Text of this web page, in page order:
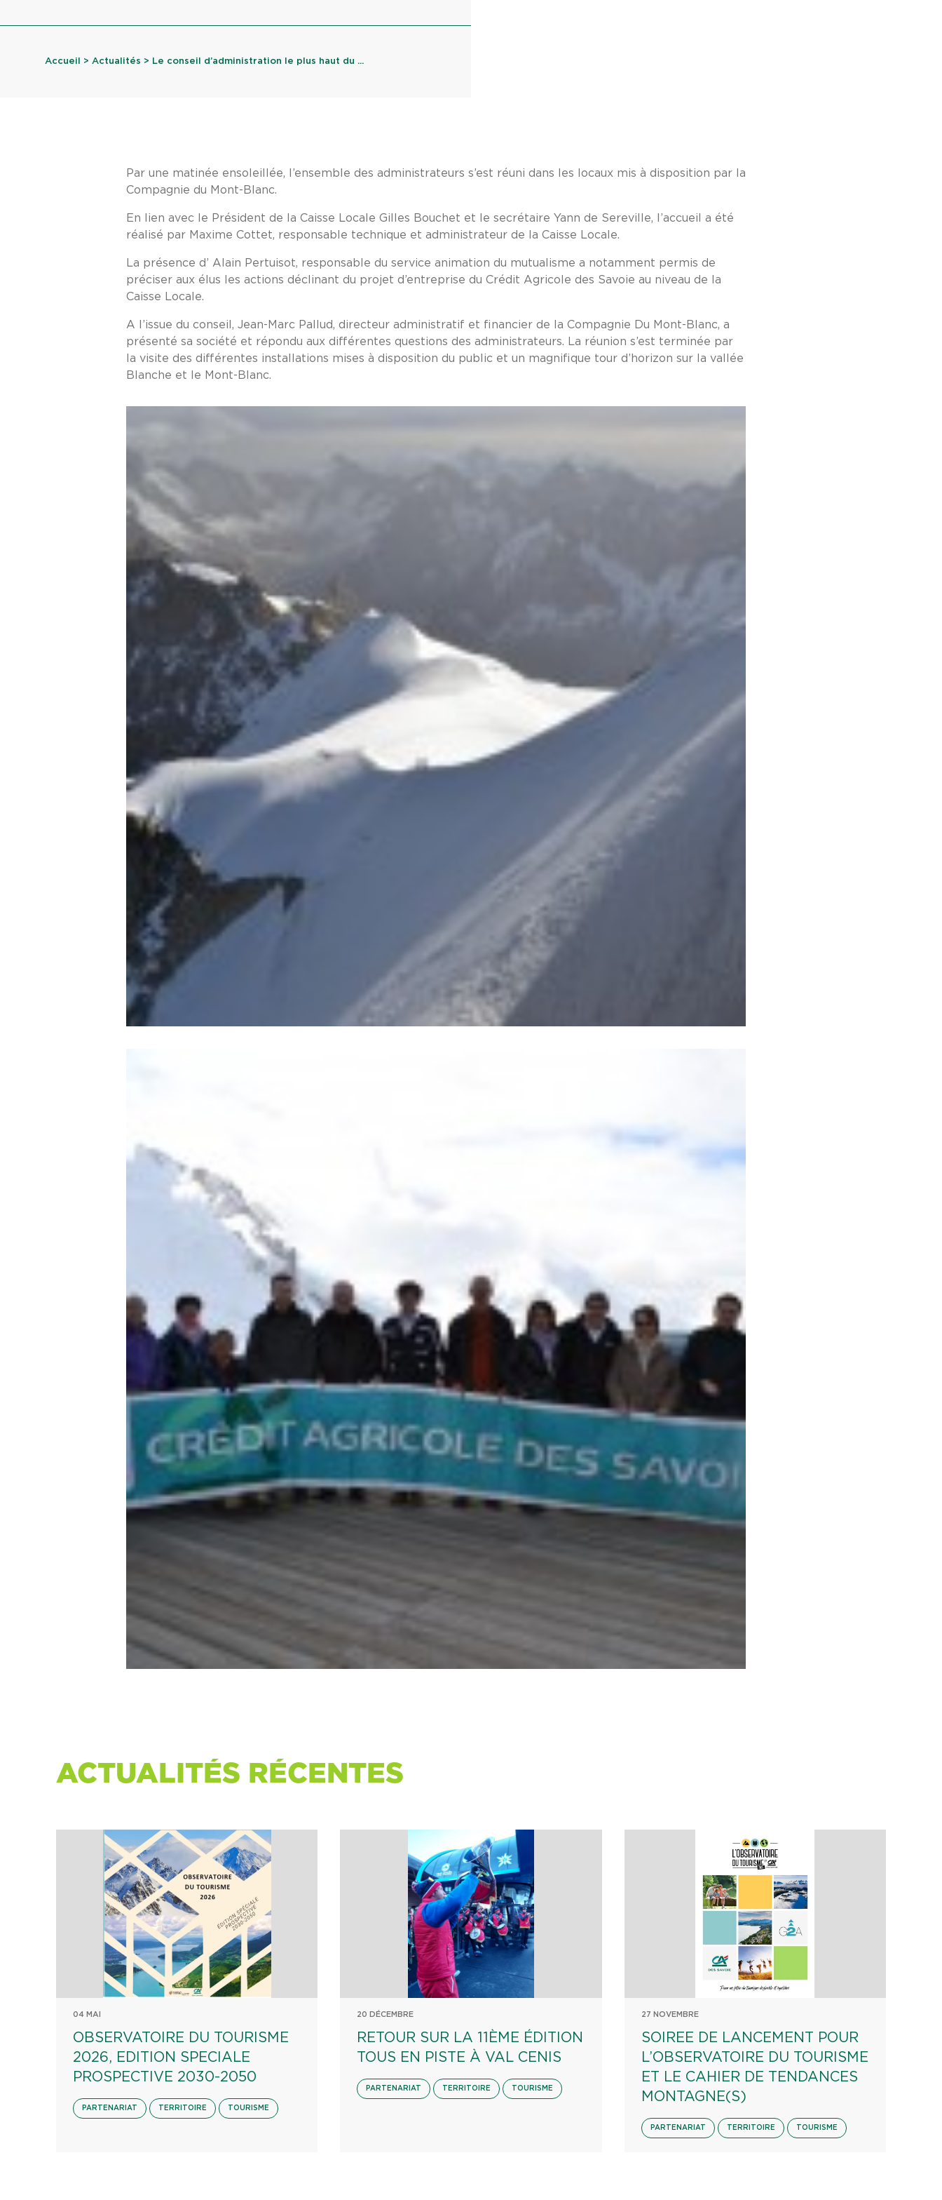
Accueil > Actualités > Le conseil d’administration le plus haut du ...
Par une matinée ensoleillée, l’ensemble des administrateurs s’est réuni dans les locaux mis à disposition par la
Compagnie du Mont-Blanc.
En lien avec le Président de la Caisse Locale Gilles Bouchet et le secrétaire Yann de Sereville, l’accueil a été
réalisé par Maxime Cottet, responsable technique et administrateur de la Caisse Locale.
La présence d’ Alain Pertuisot, responsable du service animation du mutualisme a notamment permis de
préciser aux élus les actions déclinant du projet d’entreprise du Crédit Agricole des Savoie au niveau de la
Caisse Locale.
A l’issue du conseil, Jean-Marc Pallud, directeur administratif et financier de la Compagnie Du Mont-Blanc, a
présenté sa société et répondu aux différentes questions des administrateurs. La réunion s’est terminée par
la visite des différentes installations mises à disposition du public et un magnifique tour d’horizon sur la vallée
Blanche et le Mont-Blanc.
ACTUALITÉS RÉCENTES
04 MAI
OBSERVATOIRE DU TOURISME
2026, EDITION SPECIALE
PROSPECTIVE 2030-2050
PARTENARIAT TERRITOIRE TOURISME
20 DÉCEMBRE
RETOUR SUR LA 11ÈME ÉDITION
TOUS EN PISTE À VAL CENIS
PARTENARIAT TERRITOIRE TOURISME
27 NOVEMBRE
SOIREE DE LANCEMENT POUR
L’OBSERVATOIRE DU TOURISME
ET LE CAHIER DE TENDANCES
MONTAGNE(S)
PARTENARIAT TERRITOIRE TOURISME